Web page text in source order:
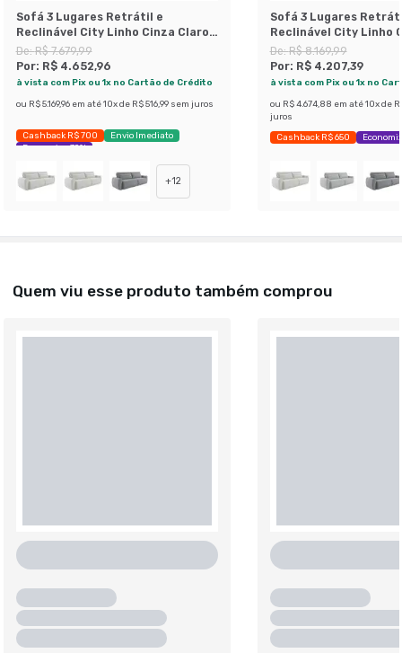
Sofá 3 Lugares Retrátil e
Reclinável City Linho Cinza Claro
180 cm
De:R$ 7.679,99
Por: R$ 4.652,96
à vista com Pix ou 1x no Cartão de Crédito
ou R$ 5.169,96 em até 10x de R$ 516,99 sem juros
Cashback R$ 700
Envio Imediato
Economize 39%
+12
Sofá 3 Lugares
Reclinável City Linho
De:R$ 8.169,99
Por: R$ 4.207,39
à vista com Pix ou 1x no
ou R$ 4.674,88 em até 10x de
juros
Cashback R$ 650
Quem viu esse produto também comprou